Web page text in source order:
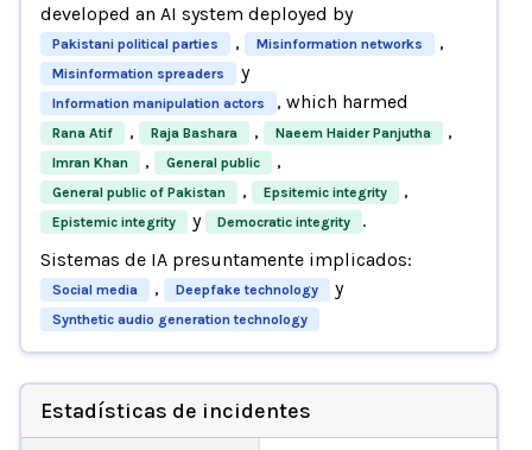
developed an AI system deployed by
Pakistani political parties , Misinformation networks ,
Misinformation spreaders y
Information manipulation actors , which harmed
Rana Atif , Raja Bashara , Naeem Haider Panjutha ,
Imran Khan , General public ,
General public of Pakistan , Epsitemic integrity ,
Epistemic integrity y Democratic integrity
.
Sistemas de IA presuntamente implicados:
Social media , Deepfake technology y
Synthetic audio generation technology
Estadísticas de incidentes